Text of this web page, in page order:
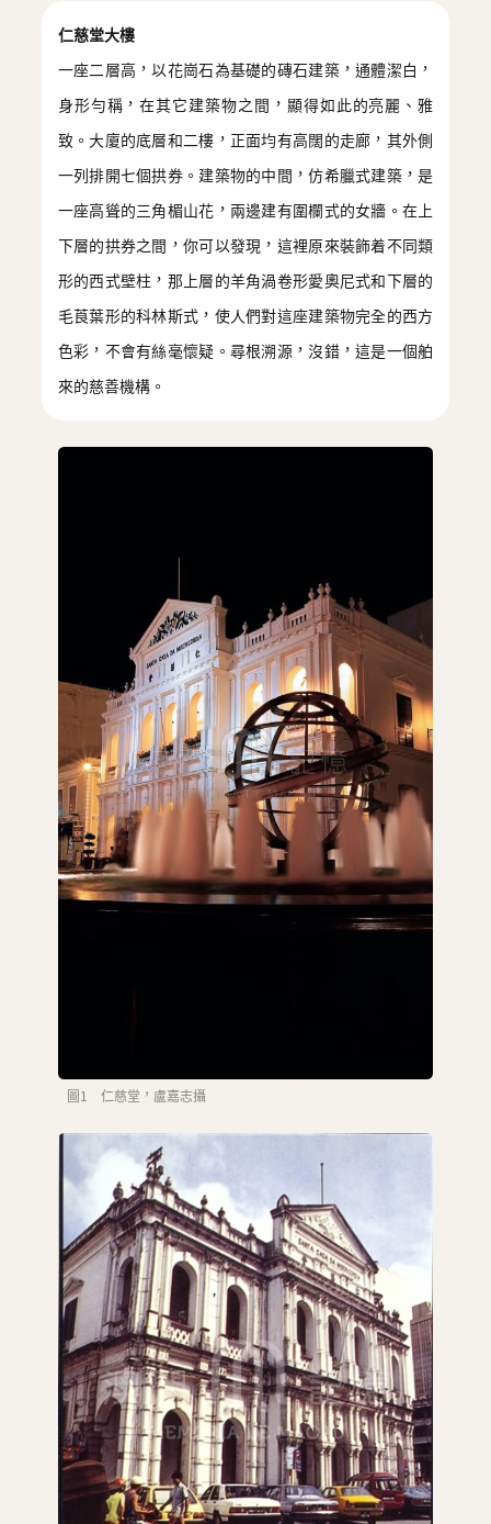
仁慈堂大樓
一座二層高，以花崗石為基礎的磚石建築，通體潔白，
身形勻稱，在其它建築物之間，顯得如此的亮麗、雅
致。大廈的底層和二樓，正面均有高闊的走廊，其外側
一列排開七個拱券。建築物的中間，仿希臘式建築，是
一座高聳的三角楣山花，兩邊建有圍欄式的女牆。在上
下層的拱券之間，你可以發現，這裡原來裝飾着不同類
形的西式壁柱，那上層的羊角渦卷形愛奧尼式和下層的
毛莨葉形的科林斯式，使人們對這座建築物完全的西方
色彩，不會有絲毫懷疑。尋根溯源，沒錯，這是一個舶
來的慈善機構。
圖1 仁慈堂，盧嘉志攝